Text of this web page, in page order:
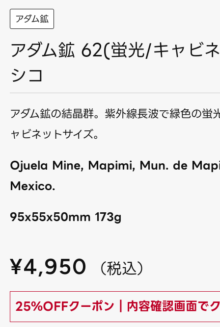
アダム鉱
アダム鉱 62(蛍光/キャビ
シコ
アダム鉱の結晶群。紫外線長波で緑色の蛍
ャビネットサイズ。
Ojuela Mine, Mapimi, Mun. de
Mexico.
95x55x50mm 173g
¥4,950 （税込）
25%OFFクーポン｜内容確認画面で